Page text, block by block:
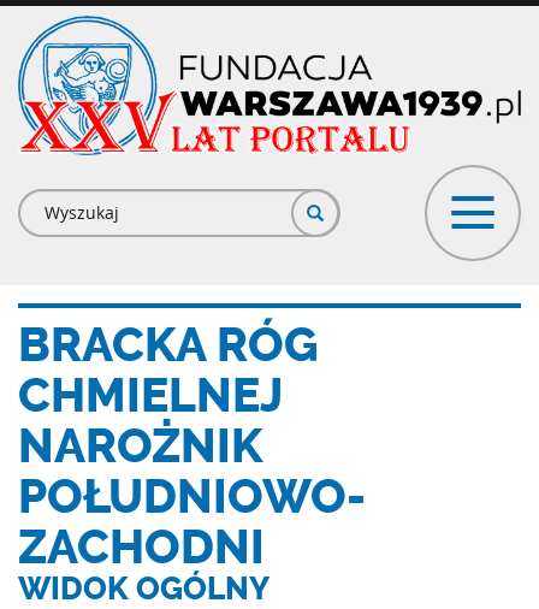
Przejdź
treści
Formularz
wyszukiwania
BRACKA RÓG
CHMIELNEJ
NAROŻNIK
POŁUDNIOWO-
ZACHODNI
WIDOK OGÓLNY